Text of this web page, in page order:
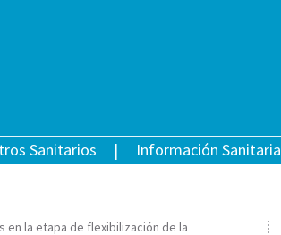
Sanitarios Información Sanitaria
en la etapa de flexibilización de la